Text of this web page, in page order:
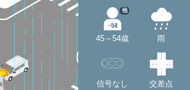
45～54歳
他
雨
信号なし 交差点